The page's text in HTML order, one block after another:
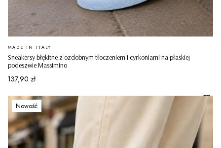
Sneakersy błękitne z ozdobnym tłoczeniem i cyrkoniami na płaskiej
podeszwie Massimino
PRODUCENT
MADE IN ITALY
Cena
137,90 zł
Nowość